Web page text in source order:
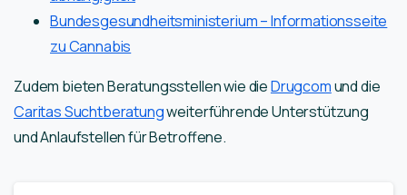
Bundesgesundheitsministerium – Informationsseite
zu Cannabis
Zudem bieten Beratungsstellen wie dieDrugcomund die
Caritas Suchtberatungweiterführende Unterstützung
und Anlaufstellen für Betroffene.